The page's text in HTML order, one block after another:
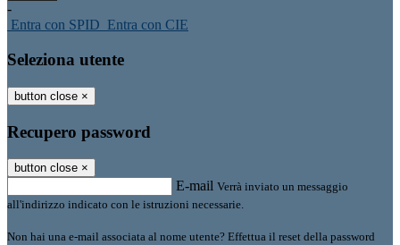
-
Entra con SPID Entra con CIE
Seleziona utente
button close ×
Recupero password
button close ×
E-mail Verrà inviato un messaggio
all'indirizzo indicato con le istruzioni necessarie.
Non hai una e-mail associata al nome utente? Effettua il reset della password